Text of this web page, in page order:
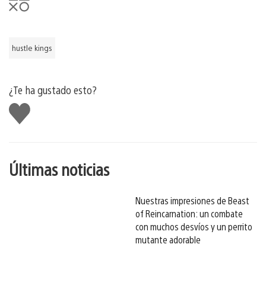
hustle kings
¿Te ha gustado esto?
Me
gusta
Últimas noticias
Nuestras impresiones de Beast
of Reincarnation: un combate
con muchos desvíos y un perrito
mutante adorable